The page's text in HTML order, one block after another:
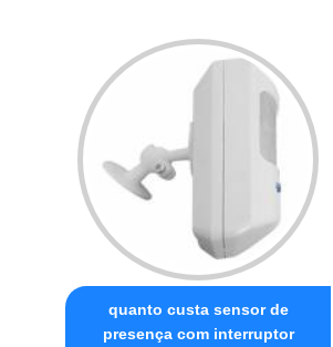
quanto custa sensor de
presença com interruptor